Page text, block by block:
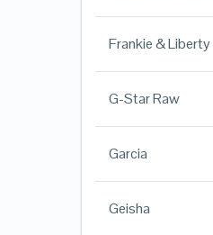
Frankie & Liberty
G-Star Raw
Garcia
Geisha